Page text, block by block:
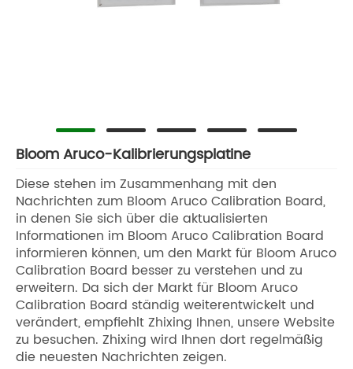
Bloom Aruco-Kalibrierungsplatine
Diese stehen im Zusammenhang mit den
Nachrichten zum Bloom Aruco Calibration Board,
in denen Sie sich über die aktualisierten
Informationen im Bloom Aruco Calibration Board
informieren können, um den Markt für Bloom Aruco
Calibration Board besser zu verstehen und zu
erweitern. Da sich der Markt für Bloom Aruco
Calibration Board ständig weiterentwickelt und
verändert, empfiehlt Zhixing Ihnen, unsere Website
zu besuchen. Zhixing wird Ihnen dort regelmäßig
die neuesten Nachrichten zeigen.